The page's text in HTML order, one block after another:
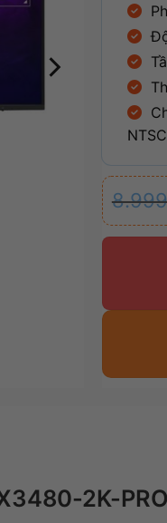
Giá
gốc
là:
Giá
hiện
tại
2K-